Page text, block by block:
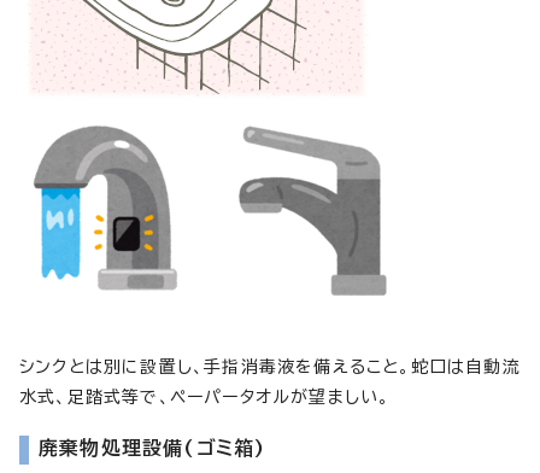
シンクとは別に設置し、手指消毒液を備えること。蛇口は自動流
水式、足踏式等で、ペーパータオルが望ましい。
廃棄物処理設備(ゴミ箱)